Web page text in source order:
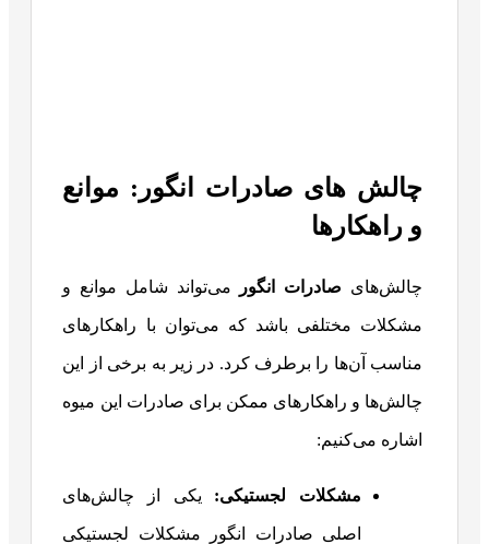
چالش‌ های صادرات انگور: موانع
و راهکارها
چالش‌های صادرات انگور می‌تواند شامل موانع و
مشکلات مختلفی باشد که می‌توان با راهکارهای
مناسب آن‌ها را برطرف کرد. در زیر به برخی از این
چالش‌ها و راهکارهای ممکن برای صادرات این میوه
اشاره می‌کنیم:
مشکلات لجستیکی: یکی از چالش‌های
اصلی صادرات انگور مشکلات لجستیکی